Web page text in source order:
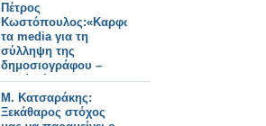
Πέτρος
Κωστόπουλος:«Καρφώνει»
τα media για τη
σύλληψη της
δημοσιογράφου –
«Εγώ θέλω να
ακούσω το όνομα,
μπορώ;»
Μ. Κατσαράκης:
Ξεκάθαρος στόχος